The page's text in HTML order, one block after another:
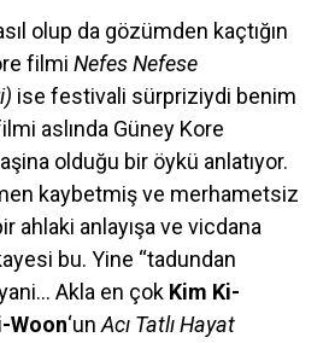
olup da gözümden kaçtığın
filmi Nefes Nefese
ise festivali sürpriziydi benim
aslında Güney Kore
olduğu bir öykü anlatıyor.
kaybetmiş ve merhametsiz
ahlaki anlayışa ve vicdana
bu. Yine “tadundan
Akla en çok Kim Ki-
Woon‘unAcı Tatlı Hayat